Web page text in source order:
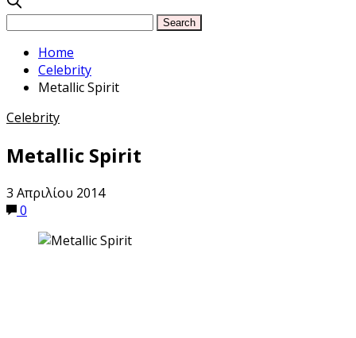
Home
Celebrity
Metallic Spirit
Celebrity
Metallic Spirit
3 Απριλίου 2014
0